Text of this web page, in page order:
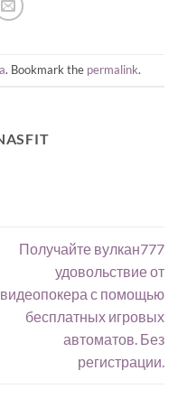
. Bookmark the permalink.
Получайте вулкан777
удовольствие от
видеопокера с помощью
бесплатных игровых
автоматов. Без
регистрации.